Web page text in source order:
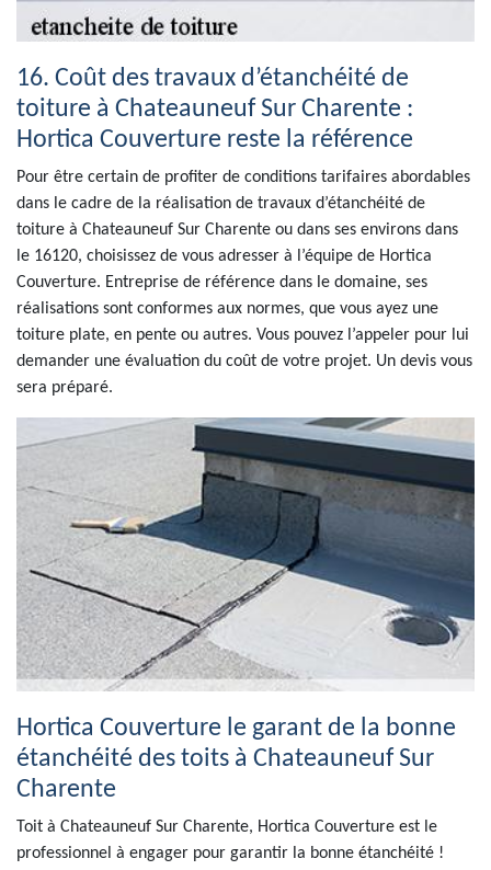
16. Coût des travaux d’étanchéité de
toiture à Chateauneuf Sur Charente :
Hortica Couverture reste la référence
Pour être certain de profiter de conditions tarifaires abordables
dans le cadre de la réalisation de travaux d’étanchéité de
toiture à Chateauneuf Sur Charente ou dans ses environs dans
le 16120, choisissez de vous adresser à l’équipe de Hortica
Couverture. Entreprise de référence dans le domaine, ses
réalisations sont conformes aux normes, que vous ayez une
toiture plate, en pente ou autres. Vous pouvez l’appeler pour lui
demander une évaluation du coût de votre projet. Un devis vous
sera préparé.
Hortica Couverture le garant de la bonne
étanchéité des toits à Chateauneuf Sur
Charente
Toit à Chateauneuf Sur Charente, Hortica Couverture est le
professionnel à engager pour garantir la bonne étanchéité !